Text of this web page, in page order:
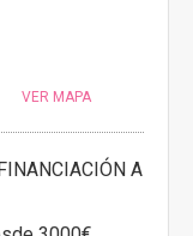
VER MAPA
A